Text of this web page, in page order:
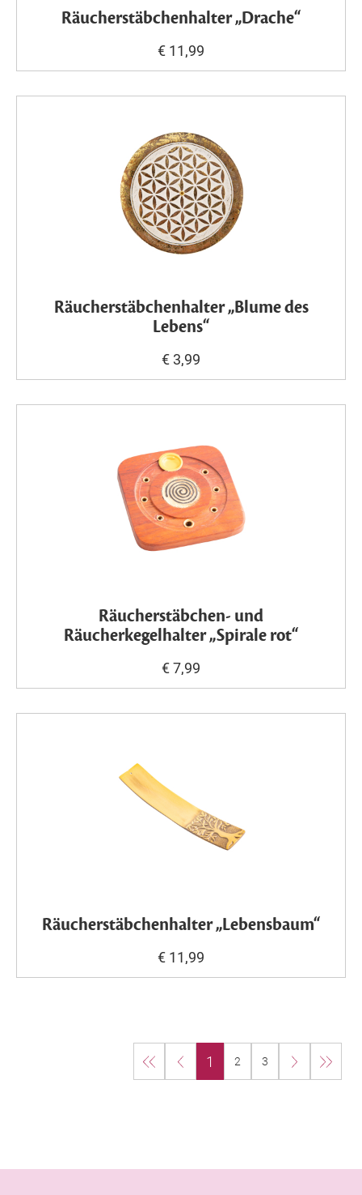
Räucherstäbchenhalter „Drache“
€ 11,99
Räucherstäbchenhalter „Blume des
Lebens“
€ 3,99
Räucherstäbchen- und
Räucherkegelhalter „Spirale rot“
€ 7,99
Räucherstäbchenhalter „Lebensbaum“
€ 11,99
1 2 3